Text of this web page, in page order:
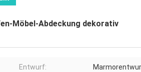
Möbel-Abdeckung dekorativ
Entwurf: